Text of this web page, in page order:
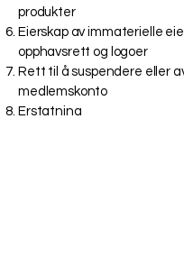
produkter
Eierskap av immaterielle
opphavsrett og logoer
Rett til å suspendere eller
medlemskonto
Erstatning